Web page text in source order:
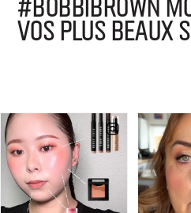
VOS PLUS BEAUX